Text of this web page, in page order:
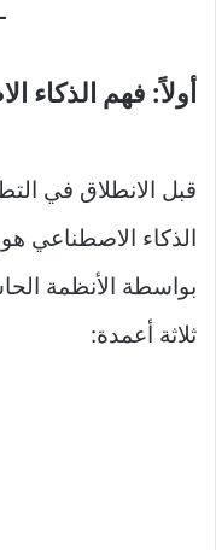
أولاً: فهم الذكاء
قبل الانطلاق في
الذكاء الاصطناعي
بواسطة الأنظمة
ثلاثة أعمدة: